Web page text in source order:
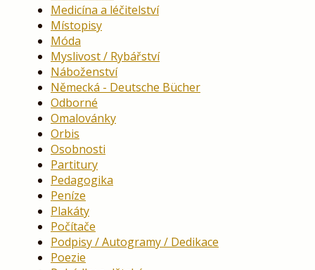
Medicína a léčitelství
Místopisy
Móda
Myslivost / Rybářství
Náboženství
Německá - Deutsche Bücher
Odborné
Omalovánky
Orbis
Osobnosti
Partitury
Pedagogika
Peníze
Plakáty
Počítače
Podpisy / Autogramy / Dedikace
Poezie